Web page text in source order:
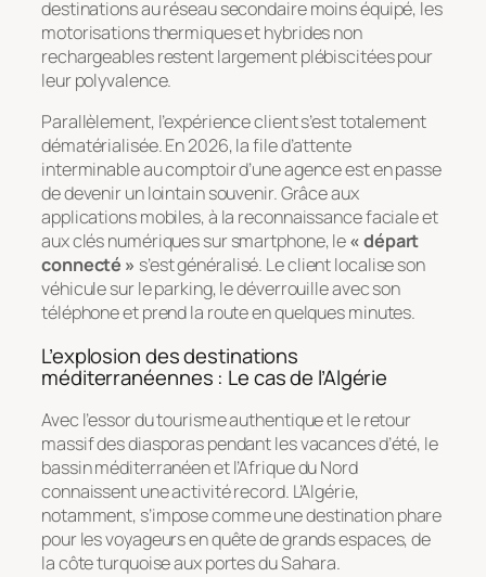
destinations au réseau secondaire moins équipé, les
motorisations thermiques et hybrides non
rechargeables restent largement plébiscitées pour
leur polyvalence.
Parallèlement, l’expérience client s’est totalement
dématérialisée. En 2026, la file d’attente
interminable au comptoir d’une agence est en passe
de devenir un lointain souvenir. Grâce aux
applications mobiles, à la reconnaissance faciale et
aux clés numériques sur smartphone, le« départ
connecté » s’est généralisé. Le client localise son
véhicule sur le parking, le déverrouille avec son
téléphone et prend la route en quelques minutes.
L’explosion des destinations
méditerranéennes : Le cas de l’Algérie
Avec l’essor du tourisme authentique et le retour
massif des diasporas pendant les vacances d’été, le
bassin méditerranéen et l’Afrique du Nord
connaissent une activité record. L’Algérie,
notamment, s’impose comme une destination phare
pour les voyageurs en quête de grands espaces, de
la côte turquoise aux portes du Sahara.